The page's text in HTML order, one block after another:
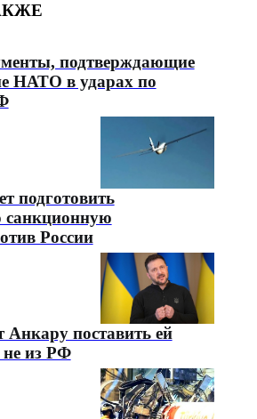
подтверждающие
НАТО в ударах по
подготовить
санкционную
России
Анкару поставить ей
не из РФ